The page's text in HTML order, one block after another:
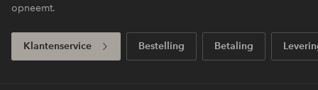
opneemt.
Klantenservice Bestelling Betaling